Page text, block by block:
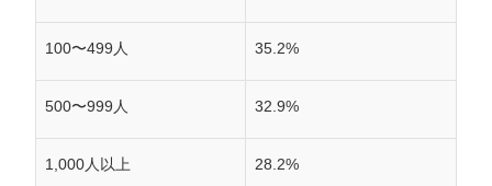
100〜499人 35.2%
500〜999人 32.9%
1,000人以上 28.2%